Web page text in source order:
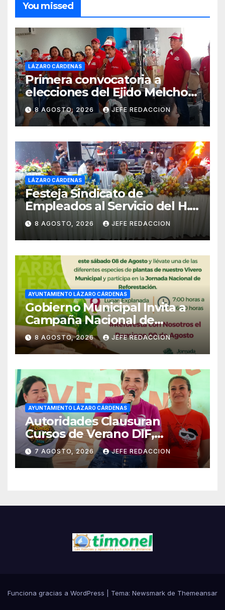
You missed
LÁZARO CÁRDENAS
Primera convocatoria a
elecciones del Ejido Melchor
Ocampo en Lázaro Cárdenas
el domingo
8 AGOSTO, 2026 JEFE REDACCION
LÁZARO CÁRDENAS
Festeja Sindicato de
Empleados al Servicio del H.
Ayuntamiento de LZC Día del
Empleado Municipal
8 AGOSTO, 2026 JEFE REDACCION
AYUNTAMIENTO LÁZARO CÁRDENAS
Gobierno Municipal Invita a
Campaña Nacional de
Reforestación
8 AGOSTO, 2026 JEFE REDACCION
AYUNTAMIENTO LÁZARO CÁRDENAS
Autoridades Clausuran
Cursos de Verano DIF,
Seguridad Pública y Casa de
Cultura 2026
7 AGOSTO, 2026 JEFE REDACCION
Funciona gracias a WordPress Tema: Newsmark de Themeansar